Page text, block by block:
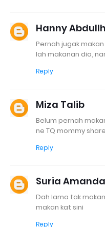
Hanny Abdullh
Pernah jugak
lah makanan dia,
Reply
Miza Talib
Belum pernah
ne TQ mommy
Reply
Suria Amanda
Dah lama tak
makan kat sini
Reply